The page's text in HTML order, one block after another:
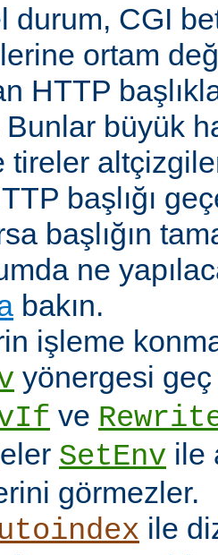
durum, CGI
ortam
HTTP
Bunlar büyük
tireler
başlığı
başlığın
ne
bakın.
işleme
yönergesi geç
ve
SetEnv ile
görmezler.
ile